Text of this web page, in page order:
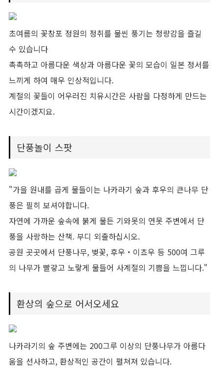
초여름의 꽃창포 정원의 정취를 물씬 풍기는 청량감을 즐길
수 있습니다
촉촉하고 아름다운 색상과 아름다운 꽃의 모습이 일본 정서를
느끼게 하여 매우 인상적입니다.
계절의 꽃들이 어우러진 치유시간은 사람을 다정하게 만드는
시간이겠지요.
단풍놀이 스팟
"가을 원내를 곱게 물들이는 나카라기 숲과 후우의 큰나무 단
풍은 필히 보셔야합니다.
자연에 가까운 숲속에 붉게 물든 기와못의 연못 주변에서 단
풍을 사랑하는 산책. 부디 외출하십시오.
공원 곳곳에서 단풍나무, 벚꽃, 후우・이쵸우 등 500여 그루
의 나무가 빨갛고 노랗게 물들어 사계절의 기쁨을 느낍니다."
환상의 숲으로 어서오세요
나카라기의 숲 주변에는 200그루 이상의 단풍나무가 아름다
움을 선사하고, 환상적인 공간이 펼쳐져 있습니다.